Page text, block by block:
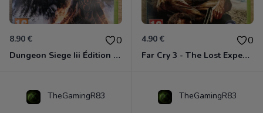
8.90 € 0
Dungeon Siege Iii Édition Limitée - Vf Intégrale Xbox 360
4.90 € 0
Far Cry 3 - The Lost Expeditions - Edition Spéciale Xbox 360
TheGamingR83 TheGamingR83